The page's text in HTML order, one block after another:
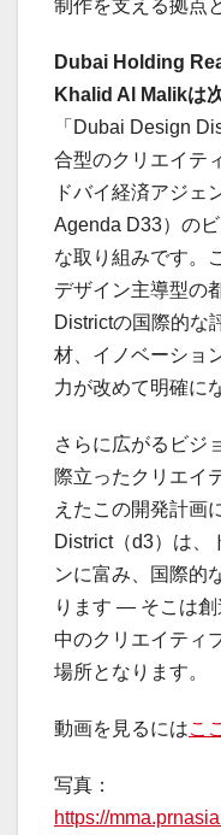
制作を支える拠点
Dubai Holding
Khalid Al Malikは
「Dubai Design
合型のクリエイテ
ドバイ経済アジェ
Agenda D33）の
な取り組みです。
デザイン主導型の
Districtの国際的な
材、イノベーショ
力が改めて明確に
さらに広がるビジ
際立ったクリエイ
えたこの開発計画
District（d3）は、
ンに富み、国際的
ります ― そこは
中のクリエイティ
場所となります。
動画を見るにはここ
写真：
https://